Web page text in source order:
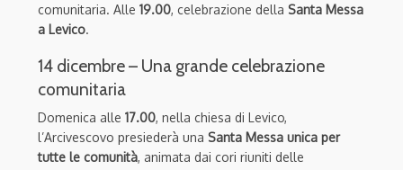
comunitaria. Alle 19.00, celebrazione della Santa Messa
a Levico.
14 dicembre – Una grande celebrazione
comunitaria
Domenica alle 17.00, nella chiesa di Levico,
l’Arcivescovo presiederà una Santa Messa unica per
tutte le comunità, animata dai cori riuniti delle